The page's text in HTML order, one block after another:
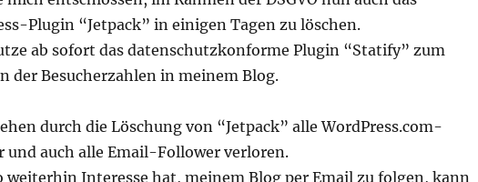
Plugin “Jetpack” in einigen Tagen zu löschen.
ab sofort das datenschutzkonforme Plugin “Statify” zum
der Besucherzahlen in meinem Blog.
durch die Löschung von “Jetpack” alle WordPress.com-
und auch alle Email-Follower verloren.
weiterhin Interesse hat, meinem Blog per Email zu folgen, kann